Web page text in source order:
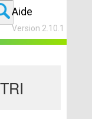
Aide
Version 2.10.1